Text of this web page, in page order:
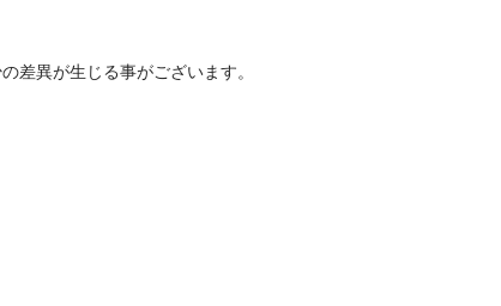
差異が生じる事がございます。